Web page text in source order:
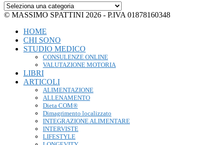
Categorie
© MASSIMO SPATTINI 2026 - P.IVA 01878160348
HOME
CHI SONO
STUDIO MEDICO
CONSULENZE ONLINE
VALUTAZIONE MOTORIA
LIBRI
ARTICOLI
ALIMENTAZIONE
ALLENAMENTO
Dieta COM®
Dimagrimento localizzato
INTEGRAZIONE ALIMENTARE
INTERVISTE
LIFESTYLE